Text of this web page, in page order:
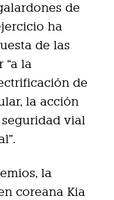
de
ha
de las
“a la
de
la acción
vial
la
coreana Kia